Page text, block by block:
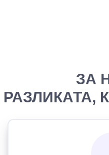
ЗА
РАЗЛИКАТА,